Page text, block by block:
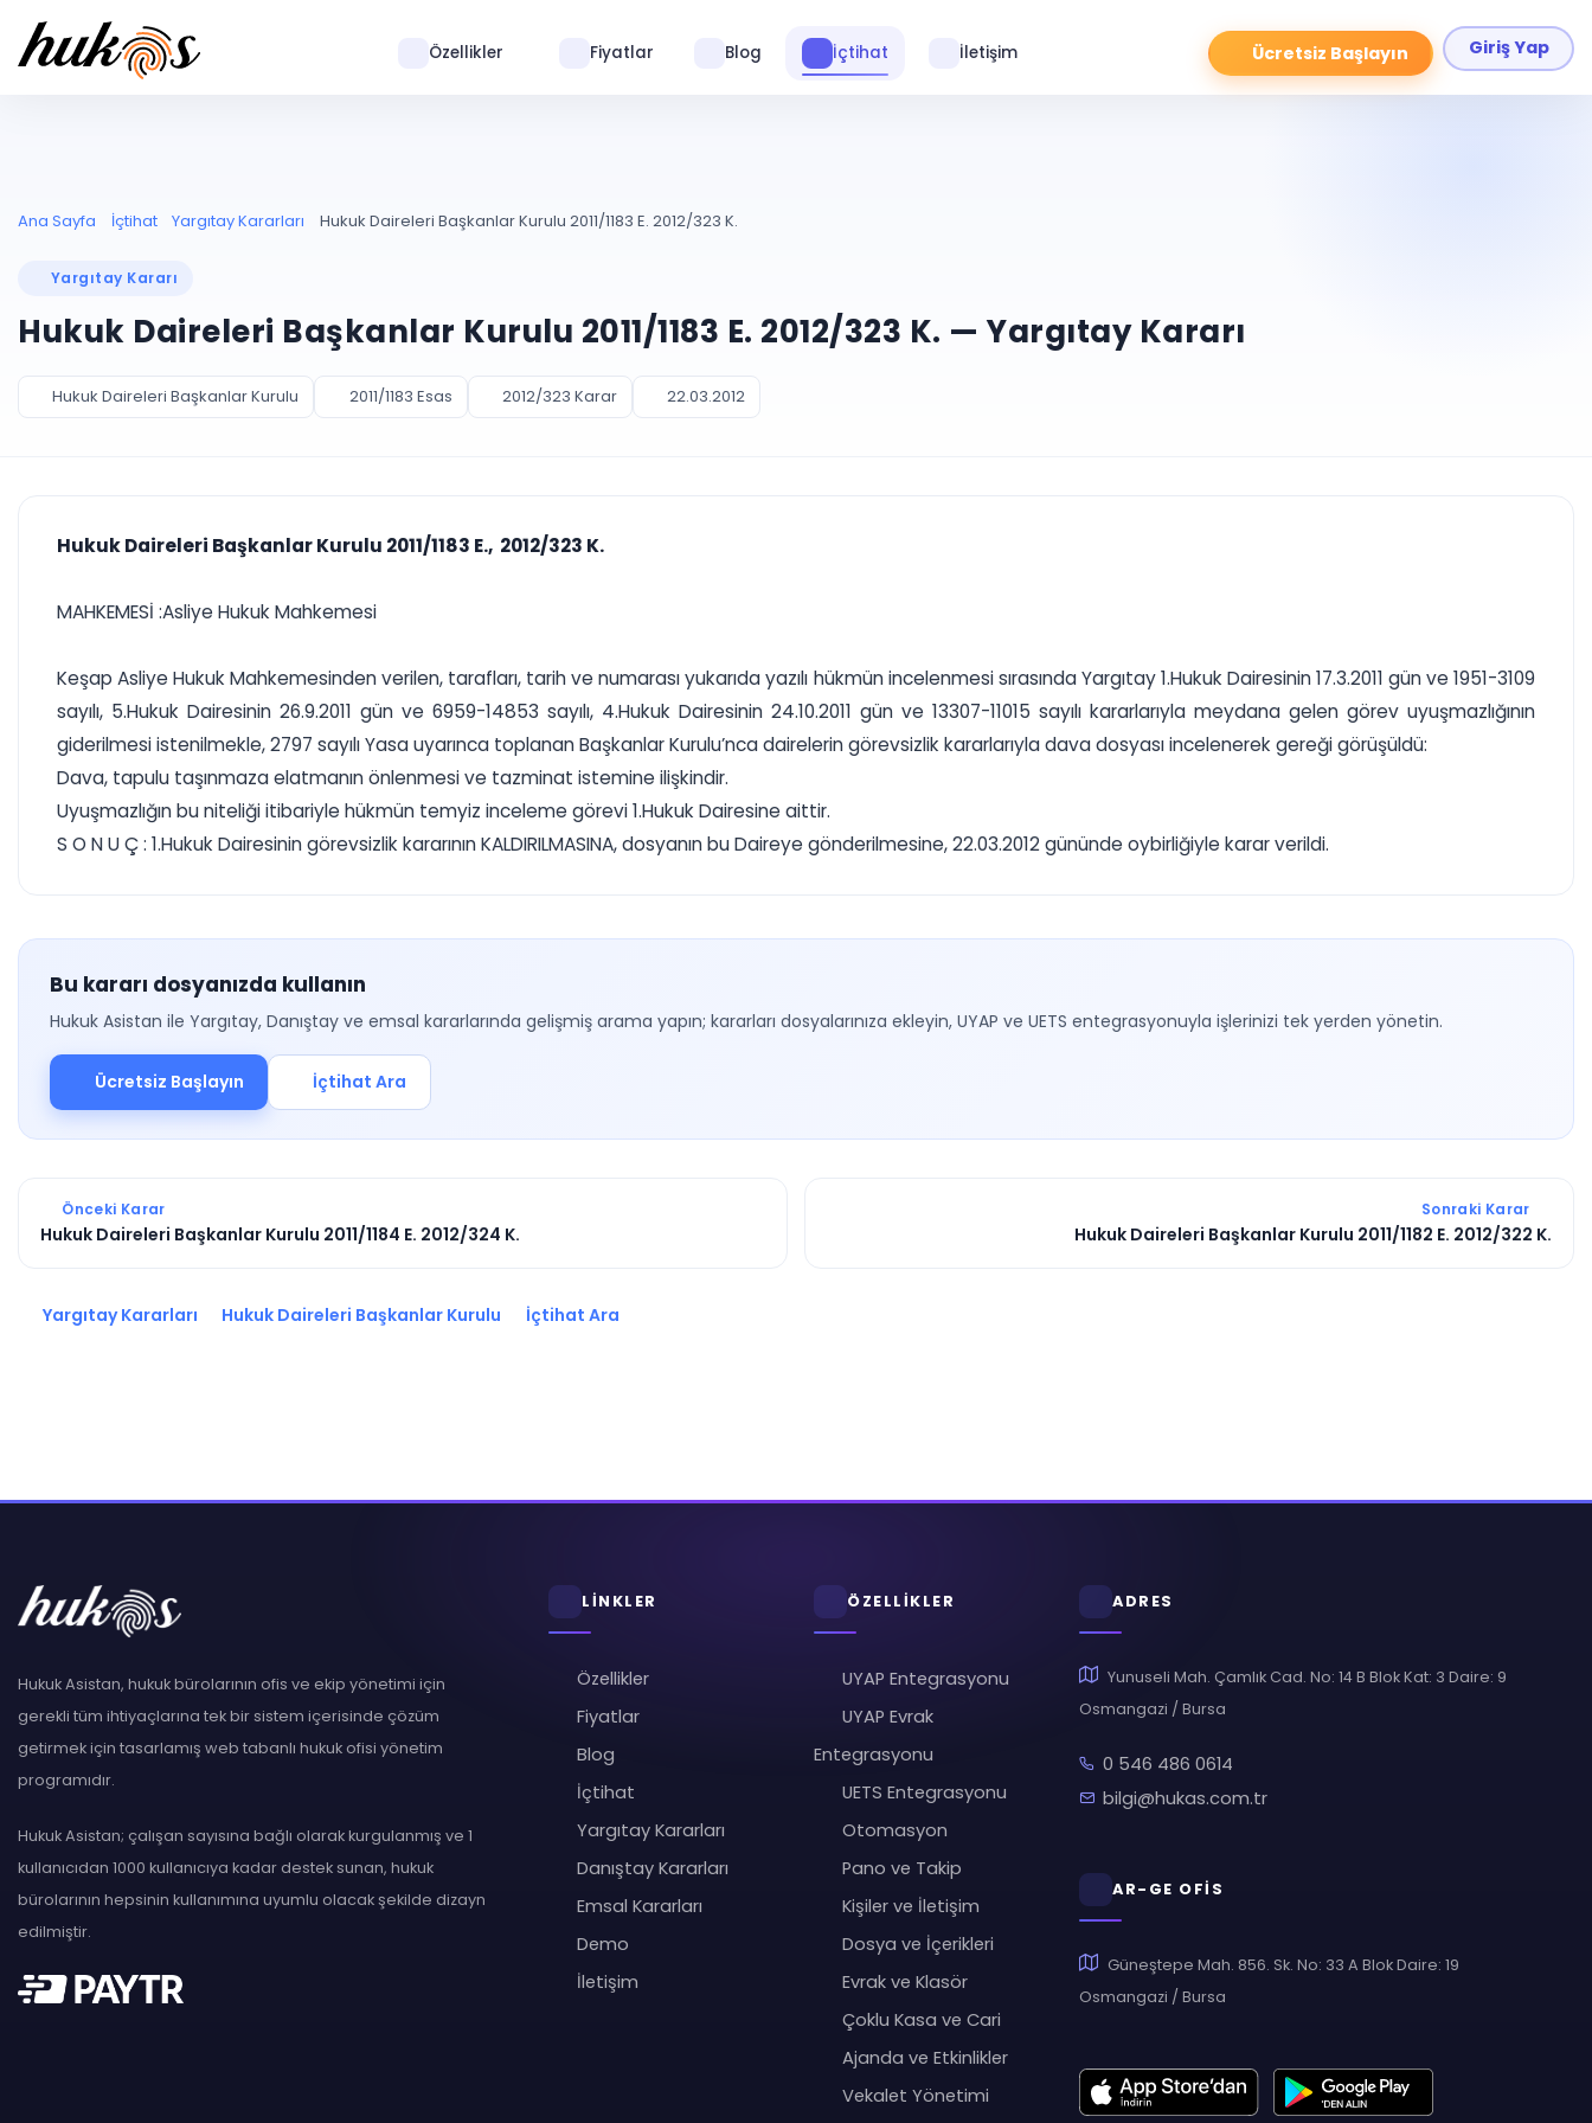
Ücretsiz Başlayın Giriş Yap
Özellikler Fiyatlar Blog İçtihat İletişim
Ana Sayfa İçtihat Yargıtay Kararları Hukuk Daireleri Başkanlar Kurulu 2011/1183 E. 2012/323 K.
Yargıtay Kararı
Hukuk Daireleri Başkanlar Kurulu 2011/1183 E. 2012/323 K. — Yargıtay Kararı
Hukuk Daireleri Başkanlar Kurulu 2011/1183 Esas 2012/323 Karar 22.03.2012
Hukuk Daireleri Başkanlar Kurulu 2011/1183 E., 2012/323 K.
MAHKEMESİ :Asliye Hukuk Mahkemesi
Keşap Asliye Hukuk Mahkemesinden verilen, tarafları, tarih ve numarası yukarıda yazılı hükmün incelenmesi sırasında Yargıtay 1.Hukuk Dairesinin 17.3.2011 gün ve 1951-3109
sayılı, 5.Hukuk Dairesinin 26.9.2011 gün ve 6959-14853 sayılı, 4.Hukuk Dairesinin 24.10.2011 gün ve 13307-11015 sayılı kararlarıyla meydana gelen görev uyuşmazlığının
giderilmesi istenilmekle, 2797 sayılı Yasa uyarınca toplanan Başkanlar Kurulu’nca dairelerin görevsizlik kararlarıyla dava dosyası incelenerek gereği görüşüldü:
Dava, tapulu taşınmaza elatmanın önlenmesi ve tazminat istemine ilişkindir.
Uyuşmazlığın bu niteliği itibariyle hükmün temyiz inceleme görevi 1.Hukuk Dairesine aittir.
S O N U Ç : 1.Hukuk Dairesinin görevsizlik kararının KALDIRILMASINA, dosyanın bu Daireye gönderilmesine, 22.03.2012 gününde oybirliğiyle karar verildi.
Bu kararı dosyanızda kullanın
Hukuk Asistan ile Yargıtay, Danıştay ve emsal kararlarında gelişmiş arama yapın; kararları dosyalarınıza ekleyin, UYAP ve UETS entegrasyonuyla işlerinizi tek yerden yönetin.
Ücretsiz Başlayın İçtihat Ara
Önceki Karar
Hukuk Daireleri Başkanlar Kurulu 2011/1184 E. 2012/324 K.
Sonraki Karar
Hukuk Daireleri Başkanlar Kurulu 2011/1182 E. 2012/322 K.
Yargıtay Kararları Hukuk Daireleri Başkanlar Kurulu İçtihat Ara
Hukuk Asistan, hukuk bürolarının ofis ve ekip yönetimi için
gerekli tüm ihtiyaçlarına tek bir sistem içerisinde çözüm
getirmek için tasarlamış web tabanlı hukuk ofisi yönetim
programıdır.
Hukuk Asistan; çalışan sayısına bağlı olarak kurgulanmış ve 1
kullanıcıdan 1000 kullanıcıya kadar destek sunan, hukuk
bürolarının hepsinin kullanımına uyumlu olacak şekilde dizayn
edilmiştir.
LİNKLER
Özellikler
Fiyatlar
Blog
İçtihat
Yargıtay Kararları
Danıştay Kararları
Emsal Kararları
Demo
İletişim
ÖZELLİKLER
UYAP Entegrasyonu
UYAP Evrak
Entegrasyonu
UETS Entegrasyonu
Otomasyon
Pano ve Takip
Kişiler ve İletişim
Dosya ve İçerikleri
Evrak ve Klasör
Çoklu Kasa ve Cari
Ajanda ve Etkinlikler
Vekalet Yönetimi
ADRES
Yunuseli Mah. Çamlık Cad. No: 14 B Blok Kat: 3 Daire: 9
Osmangazi / Bursa
0 546 486 0614
bilgi@hukas.com.tr
AR-GE OFİS
Güneştepe Mah. 856. Sk. No: 33 A Blok Daire: 19
Osmangazi / Bursa